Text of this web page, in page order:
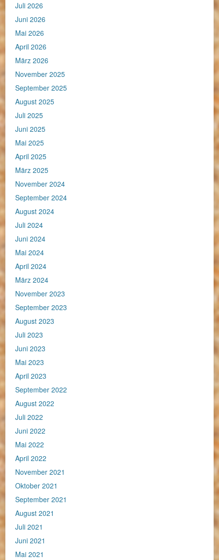
Juli 2026
Juni 2026
Mai 2026
April 2026
März 2026
November 2025
September 2025
August 2025
Juli 2025
Juni 2025
Mai 2025
April 2025
März 2025
November 2024
September 2024
August 2024
Juli 2024
Juni 2024
Mai 2024
April 2024
März 2024
November 2023
September 2023
August 2023
Juli 2023
Juni 2023
Mai 2023
April 2023
September 2022
August 2022
Juli 2022
Juni 2022
Mai 2022
April 2022
November 2021
Oktober 2021
September 2021
August 2021
Juli 2021
Juni 2021
Mai 2021